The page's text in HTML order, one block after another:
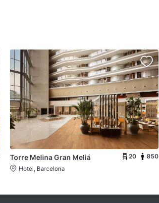
Torre Melina Gran Meliá 20
850
Hotel, Barcelona